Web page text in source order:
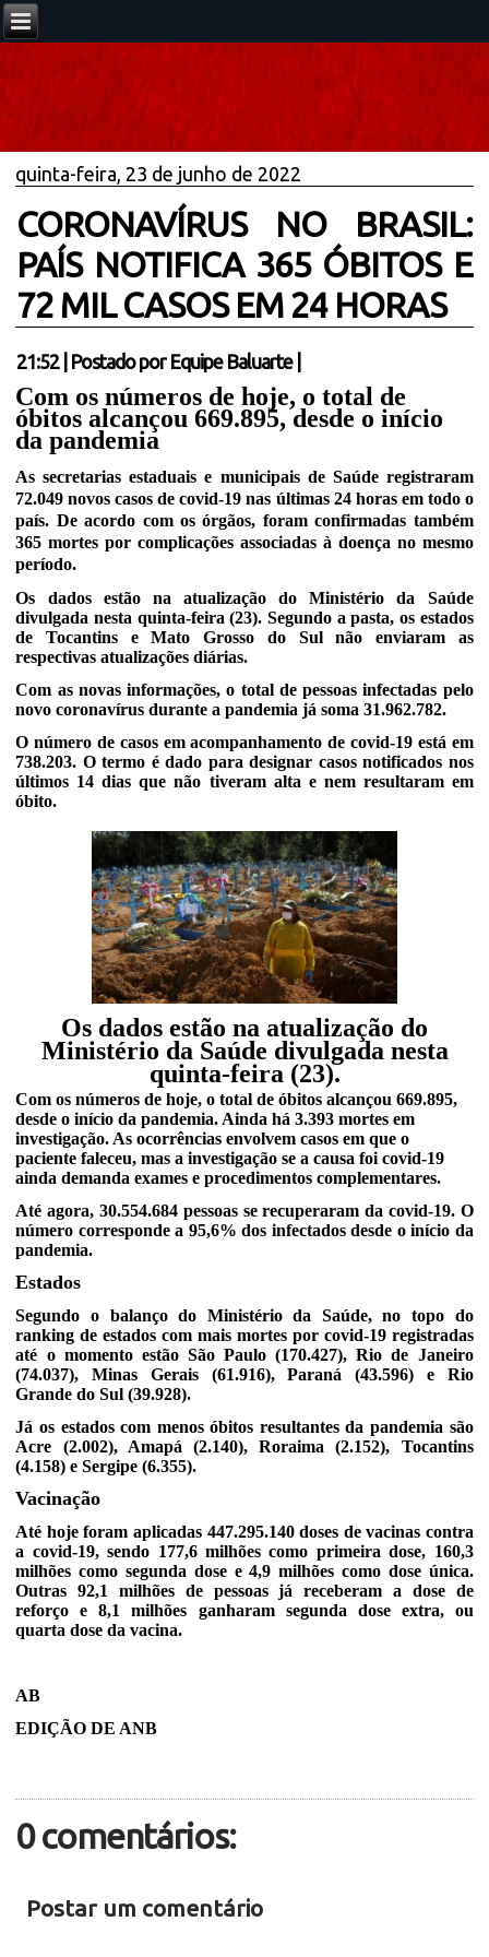
quinta-feira, 23 de junho de 2022
CORONAVÍRUS NO BRASIL:
PAÍS NOTIFICA 365 ÓBITOS E
72 MIL CASOS EM 24 HORAS
21:52| Postado por Equipe Baluarte
Com os números de hoje, o total de
óbitos alcançou 669.895, desde o início
da pandemia
As secretarias estaduais e municipais de Saúde registraram
72.049 novos casos de covid-19 nas últimas 24 horas em todo o
país. De acordo com os órgãos, foram confirmadas também
365 mortes por complicações associadas à doença no mesmo
período.
Os dados estão na atualização do Ministério da Saúde
divulgada nesta quinta-feira (23). Segundo a pasta, os estados
de Tocantins e Mato Grosso do Sul não enviaram as
respectivas atualizações diárias.
Com as novas informações, o total de pessoas infectadas pelo
novo coronavírus durante a pandemia já soma 31.962.782.
O número de casos em acompanhamento de covid-19 está em
738.203. O termo é dado para designar casos notificados nos
últimos 14 dias que não tiveram alta e nem resultaram em
óbito.
Os dados estão na atualização do
Ministério da Saúde divulgada nesta
quinta-feira (23).
Com os números de hoje, o total de óbitos alcançou 669.895,
desde o início da pandemia. Ainda há 3.393 mortes em
investigação. As ocorrências envolvem casos em que o
paciente faleceu, mas a investigação se a causa foi covid-19
ainda demanda exames e procedimentos complementares.
Até agora, 30.554.684 pessoas se recuperaram da covid-19. O
número corresponde a 95,6% dos infectados desde o início da
pandemia.
Estados
Segundo o balanço do Ministério da Saúde, no topo do
ranking de estados com mais mortes por covid-19 registradas
até o momento estão São Paulo (170.427), Rio de Janeiro
(74.037), Minas Gerais (61.916), Paraná (43.596) e Rio
Grande do Sul (39.928).
Já os estados com menos óbitos resultantes da pandemia são
Acre (2.002), Amapá (2.140), Roraima (2.152), Tocantins
(4.158) e Sergipe (6.355).
Vacinação
Até hoje foram aplicadas 447.295.140 doses de vacinas contra
a covid-19, sendo 177,6 milhões como primeira dose, 160,3
milhões como segunda dose e 4,9 milhões como dose única.
Outras 92,1 milhões de pessoas já receberam a dose de
reforço e 8,1 milhões ganharam segunda dose extra, ou
quarta dose da vacina.
AB
EDIÇÃO DE ANB
0 comentários:
Postar um comentário